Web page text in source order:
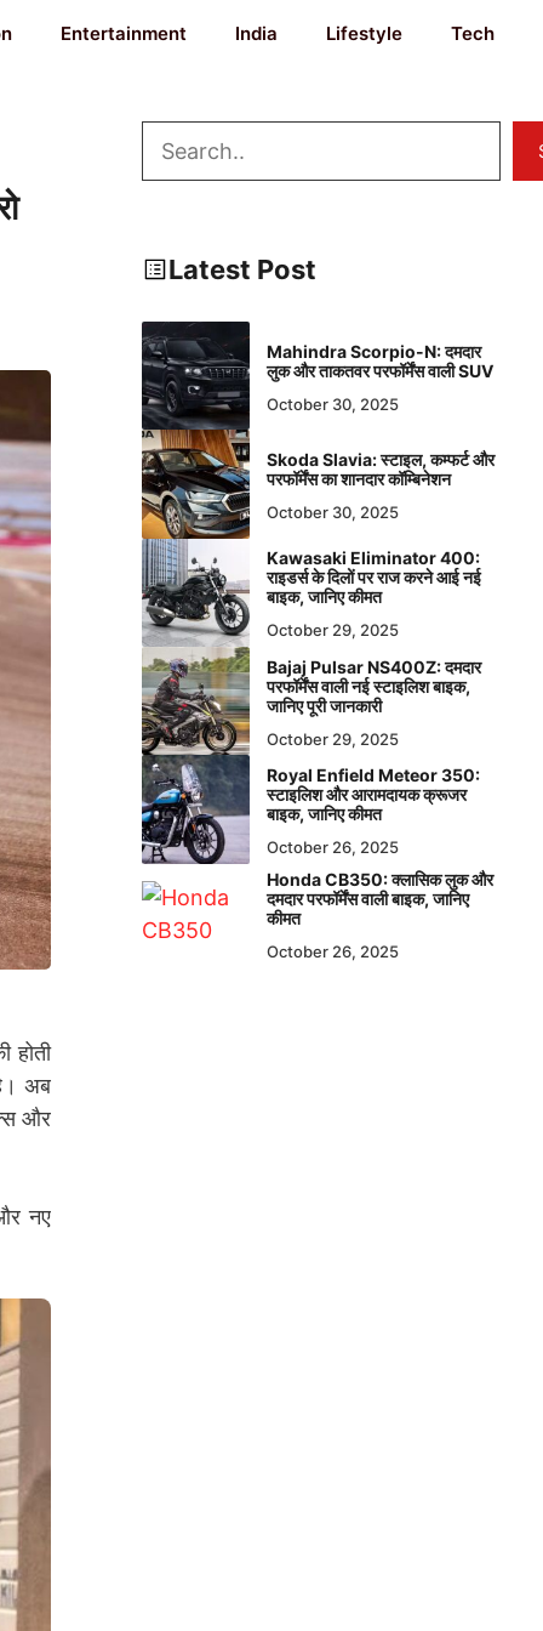
Entertainment India Lifestyle Tech
होती
अब
और
नए
Search
Latest Post
Mahindra Scorpio-N: दमदार
लुक और ताकतवर परफॉर्मेंस वाली SUV
October 30, 2025
Skoda Slavia: स्टाइल, कम्फर्ट और
परफॉर्मेंस का शानदार कॉम्बिनेशन
October 30, 2025
Kawasaki Eliminator 400:
राइडर्स के दिलों पर राज करने आई नई
बाइक, जानिए कीमत
October 29, 2025
Bajaj Pulsar NS400Z: दमदार
परफॉर्मेंस वाली नई स्टाइलिश बाइक,
जानिए पूरी जानकारी
October 29, 2025
Royal Enfield Meteor 350:
स्टाइलिश और आरामदायक क्रूजर
बाइक, जानिए कीमत
October 26, 2025
Honda CB350: क्लासिक लुक और
दमदार परफॉर्मेंस वाली बाइक, जानिए
कीमत
October 26, 2025